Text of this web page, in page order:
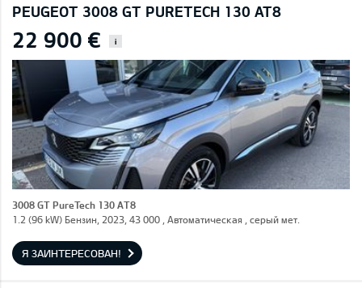
PEUGEOT 3008 GT PURETECH 130 AT8
22 900 € i
3008 GT PureTech 130 AT8
1.2 (96 kW) Бензин, 2023, 43 000 , Автоматическая , серый мет.
Я ЗАИНТЕРЕСОВАН!